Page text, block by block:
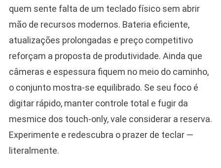
quem sente falta de um teclado físico sem abrir
mão de recursos modernos. Bateria eficiente,
atualizações prolongadas e preço competitivo
reforçam a proposta de produtividade. Ainda que
câmeras e espessura fiquem no meio do caminho,
o conjunto mostra-se equilibrado. Se seu foco é
digitar rápido, manter controle total e fugir da
mesmice dos touch-only, vale considerar a reserva.
Experimente e redescubra o prazer de teclar —
literalmente.